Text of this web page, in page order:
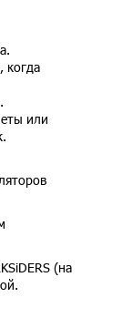
когда
или
(на